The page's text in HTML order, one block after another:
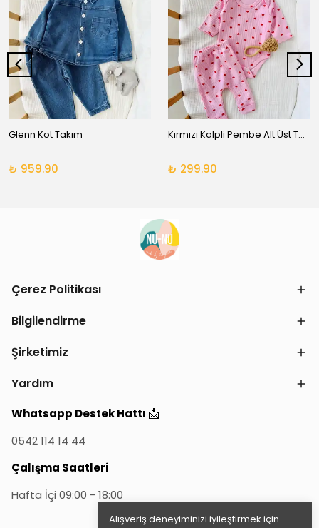
Alışveriş deneyiminizi iyileştirmek için
Glenn Kot Takım
₺ 959.90
Kırmızı Kalpli Pembe Alt Üst Takım
₺ 299.90
Çerez Politikası
Bilgilendirme
Şirketimiz
Yardım
Whatsapp Destek Hattı 📩
0542 114 14 44
Çalışma Saatleri
Hafta İçi 09:00 - 18:00